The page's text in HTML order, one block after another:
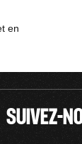
en
SUIVEZ-